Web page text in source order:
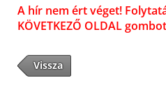
A hír nem ért véget!
KÖVETKEZŐ OLDAL
Vissza